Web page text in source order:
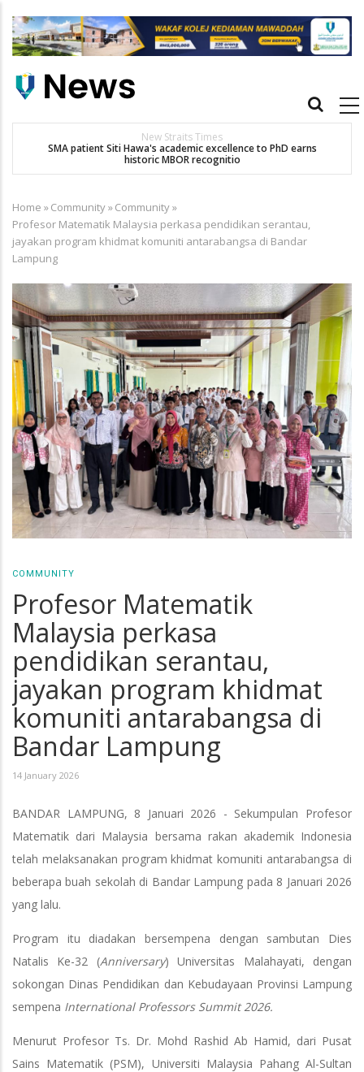
main
Main
New Straits Times
SMA patient Siti Hawa's academic excellence to PhD earns
historic MBOR recognitio
Breadcrumb
Home »Community»Community»
Profesor Matematik Malaysia perkasa pendidikan serantau,
jayakan program khidmat komuniti antarabangsa di Bandar
Lampung
COMMUNITY
Profesor Matematik
Malaysia perkasa
pendidikan serantau,
jayakan program khidmat
komuniti antarabangsa di
Bandar Lampung
14 January 2026
BANDAR LAMPUNG, 8 Januari 2026 - Sekumpulan Profesor
Matematik dari Malaysia bersama rakan akademik Indonesia
telah melaksanakan program khidmat komuniti antarabangsa di
beberapa buah sekolah di Bandar Lampung pada 8 Januari 2026
yang lalu.
Program itu diadakan bersempena dengan sambutan Dies
Natalis Ke-32 (Anniversary) Universitas Malahayati, dengan
sokongan Dinas Pendidikan dan Kebudayaan Provinsi Lampung
sempena International Professors Summit 2026.
Menurut Profesor Ts. Dr. Mohd Rashid Ab Hamid, dari Pusat
Sains Matematik (PSM), Universiti Malaysia Pahang Al-Sultan